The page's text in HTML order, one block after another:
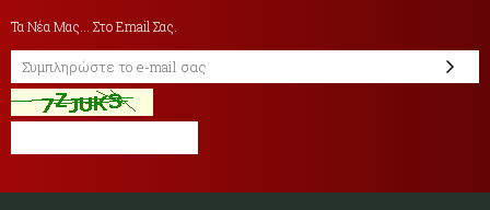
Τα Νέα Μας... Στο Email Σας.